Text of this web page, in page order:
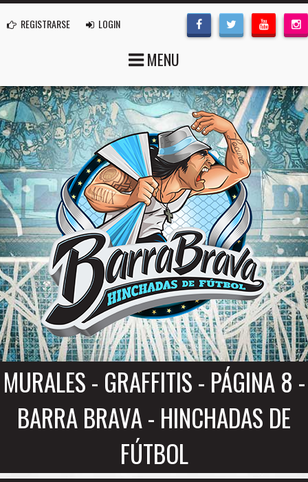
REGISTRARSE LOGIN
MENU
MURALES - GRAFFITIS - PÁGINA 8 -
BARRA BRAVA - HINCHADAS DE
FÚTBOL